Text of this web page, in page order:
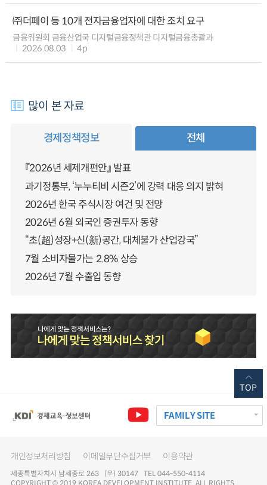
㈜더페이 등 10개 전자금융업자에 대한 조치 요구
금융위원회 금융산업국 디지털금융정책관 디지털금융총괄과
2026.08.03
4p
많이 본 자료
경제정책정보 전체
『2026년 세제개편안』 발표
과기정통부, ‘누누티비 시즌2’에 강력 대응 의지 밝혀
2026년 한국 주식시장 여건 및 전망
2026년 6월 외국인 증권투자 동향
“초(超)성장+신(新)공간, 대체불가 산업강국”
7월 소비자물가는 2.8% 상승
2026년 7월 수출입 동향
FAMILY SITE
개인정보처리방침 이메일무단수집거부 이용약관
세종특별자치시 남세종로 263 (우) 30147 TEL 044-550-4114
COPYRIGHT © 2019 KOREA DEVELOPMENT INSTITUTE. ALL RIGHTS
TOP